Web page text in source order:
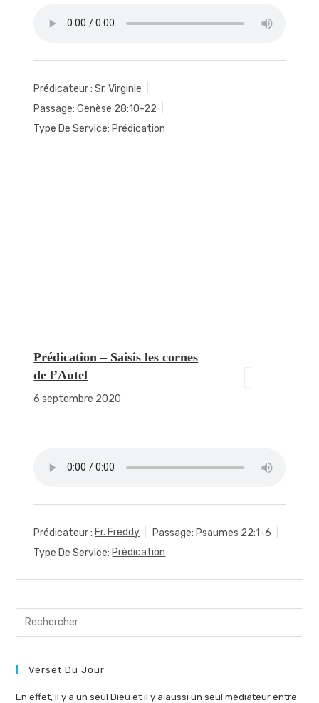
Prédicateur : Sr. Virginie
Passage: Genèse 28:10-22
Type De Service: Prédication
Prédication – Saisis les cornes
de l’Autel
6 septembre 2020
Prédicateur : Fr. Freddy Passage: Psaumes 22:1-6
Type De Service: Prédication
Verset Du Jour
En effet, il y a un seul Dieu et il y a aussi un seul médiateur entre